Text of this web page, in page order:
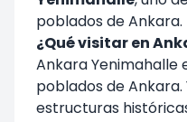
poblados de Ankara.
¿Qué visitar en
Ankara Yenimahalle
poblados de
estructuras